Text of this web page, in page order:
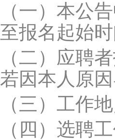
（一） 本公
至报名起始时
（二） 应聘
若因本人原
（三） 工作
（四） 选聘